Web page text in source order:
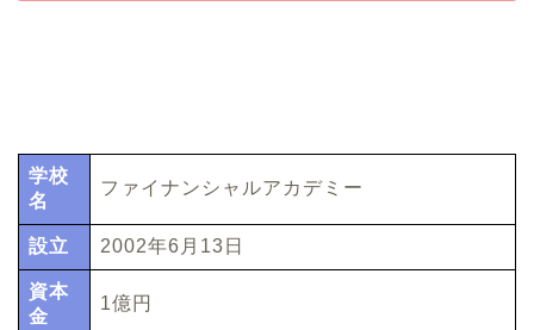
学校
名
ファイナンシャルアカデミー
設立 2002年6月13日
資本
金
1億円